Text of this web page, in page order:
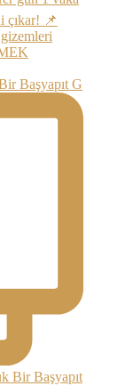
Başyapıt G